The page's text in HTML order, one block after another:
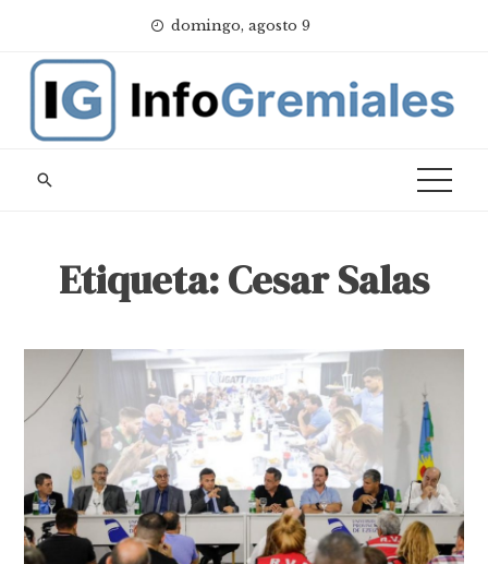
content
domingo, agosto 9
Etiqueta:Cesar Salas